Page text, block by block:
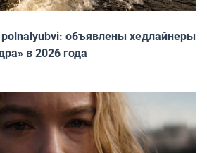
объявлены хедлайнеры
в 2026 года